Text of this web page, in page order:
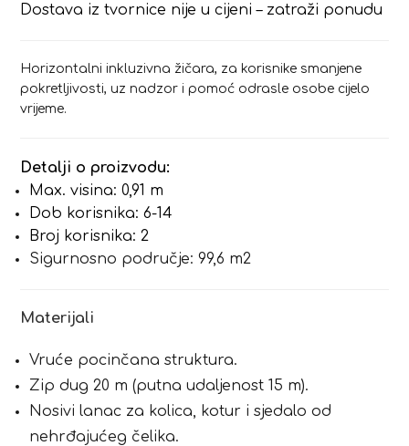
Dostava iz tvornice nije u cijeni – zatraži ponudu
Horizontalni inkluzivna žičara, za korisnike smanjene
pokretljivosti, uz nadzor i pomoć odrasle osobe cijelo
vrijeme.
Detalji o proizvodu:
Max. visina: 0,91 m
Dob korisnika: 6-14
Broj korisnika: 2
Sigurnosno područje: 99,6 m2
Materijali
Vruće pocinčana struktura.
Zip dug 20 m (putna udaljenost 15 m).
Nosivi lanac za kolica, kotur i sjedalo od
nehrđajućeg čelika.